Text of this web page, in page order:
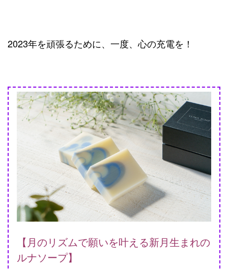
2023年を頑張るために、一度、心の充電を！
【月のリズムで願いを叶える新月生まれの
ルナソープ】